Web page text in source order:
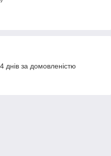
днів за домовленістю